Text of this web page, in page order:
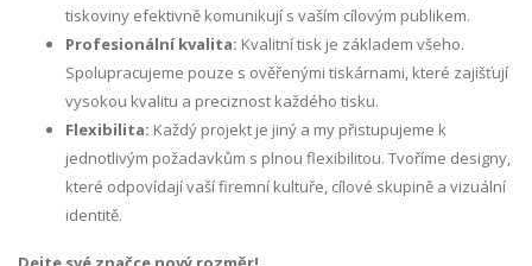
tiskoviny efektivně komunikují s vaším cílovým publikem.
Profesionální kvalita: Kvalitní tisk je základem všeho.
Spolupracujeme pouze s ověřenými tiskárnami, které zajišťují
vysokou kvalitu a preciznost každého tisku.
Flexibilita: Každý projekt je jiný a my přistupujeme k
jednotlivým požadavkům s plnou flexibilitou. Tvoříme designy,
které odpovídají vaší firemní kultuře, cílové skupině a vizuální
identitě.